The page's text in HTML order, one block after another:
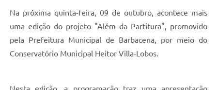
Plano Diretor e Mobilidade Urbana
3º Jornada Empreendedora BQ
Na próxima quinta-feira, 09 de outubro, acontece mais
uma edição do projeto "Além da Partitura", promovido
pela Prefeitura Municipal de Barbacena, por meio do
Conservatório Municipal Heitor Villa-Lobos.